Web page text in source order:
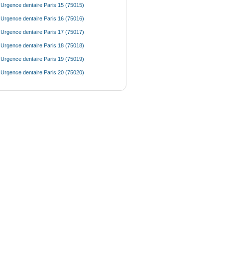
Urgence dentaire Paris 15 (75015)
Urgence dentaire Paris 16 (75016)
Urgence dentaire Paris 17 (75017)
Urgence dentaire Paris 18 (75018)
Urgence dentaire Paris 19 (75019)
Urgence dentaire Paris 20 (75020)